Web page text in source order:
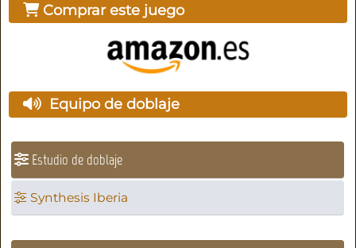
Comprar este juego
Equipo de doblaje
Estudio de doblaje
Synthesis Iberia